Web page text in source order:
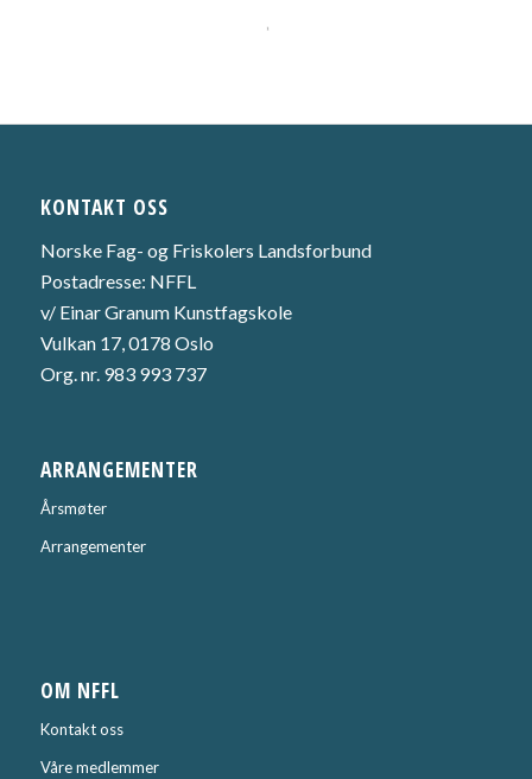
KONTAKT OSS
Norske Fag- og Friskolers Landsforbund
Postadresse: NFFL
v/ Einar Granum Kunstfagskole
Vulkan 17, 0178 Oslo
Org. nr. 983 993 737
ARRANGEMENTER
Årsmøter
Arrangementer
OM NFFL
Kontakt oss
Våre medlemmer